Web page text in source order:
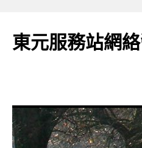
東元服務站網